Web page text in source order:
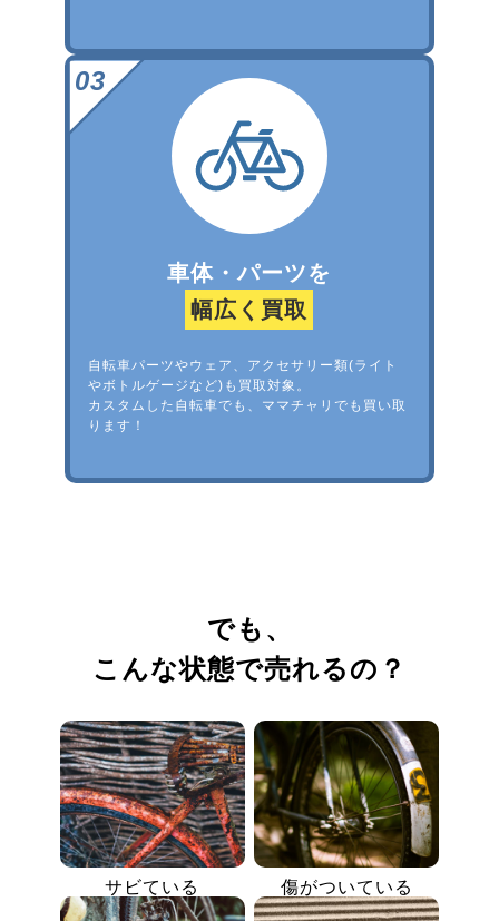
車体・パーツを
幅広く買取
自転車パーツやウェア、アクセサリー類(ライト
やボトルゲージなど)も買取対象。
カスタムした自転車でも、ママチャリでも買い取
ります！
でも、
こんな状態で売れるの？
サビている 傷がついている